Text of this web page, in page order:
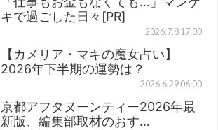
キで過ごした日々[PR]
2026.7.8 17:00
【カメリア・マキの魔女占い】
2026年下半期の運勢は？
2026.6.29 06:00
京都アフタヌーンティー2026年最
新版、編集部取材のおす…